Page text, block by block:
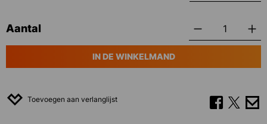
Aantal
IN DE WINKELMAND
Toevoegen aan verlanglijst